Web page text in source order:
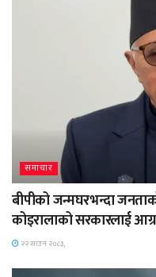
समाचार
बीपीको जन्मघरभन्दा
कोइरालाको सरकारलाई
२२ साउन २०८३,